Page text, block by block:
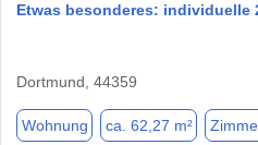
Etwas besonderes: individuelle
Dortmund, 44359
Wohnung ca. 62,27 m²